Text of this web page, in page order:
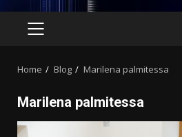
PRIMARY
Home Blog Marilena palmitessa
Marilena palmitessa